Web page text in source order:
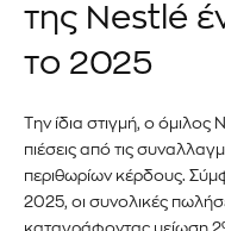
της Nestlé
το 2025
Την ίδια στιγμή, ο όμιλος
πιέσεις από τις
περιθωρίων κέρδους.
2025, οι συνολικές
καταγράφοντας μείωση